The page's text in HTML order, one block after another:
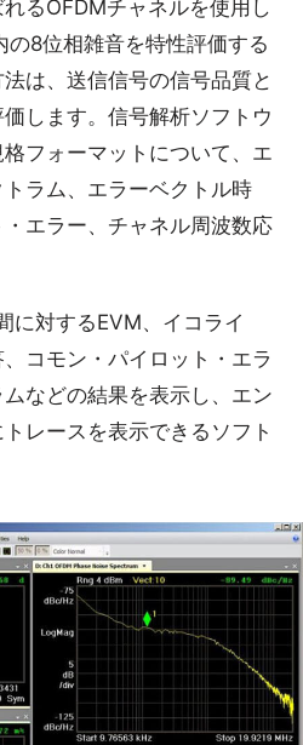
るOFDMチャネルを使用し
8位相雑音を特性評価する
は、送信信号の信号品質と
します。信号解析ソフトウ
フォーマットについて、エ
ラム、エラーベクトル時
エラー、チャネル周波数応
に対するEVM、イコライ
コモン・パイロット・エラ
などの結果を表示し、エン
レースを表示できるソフト